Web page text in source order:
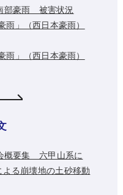
部豪雨 被害状況
」（西日本豪雨）
」（西日本豪雨）
概要集 六甲山系に
る崩壊地の土砂移動